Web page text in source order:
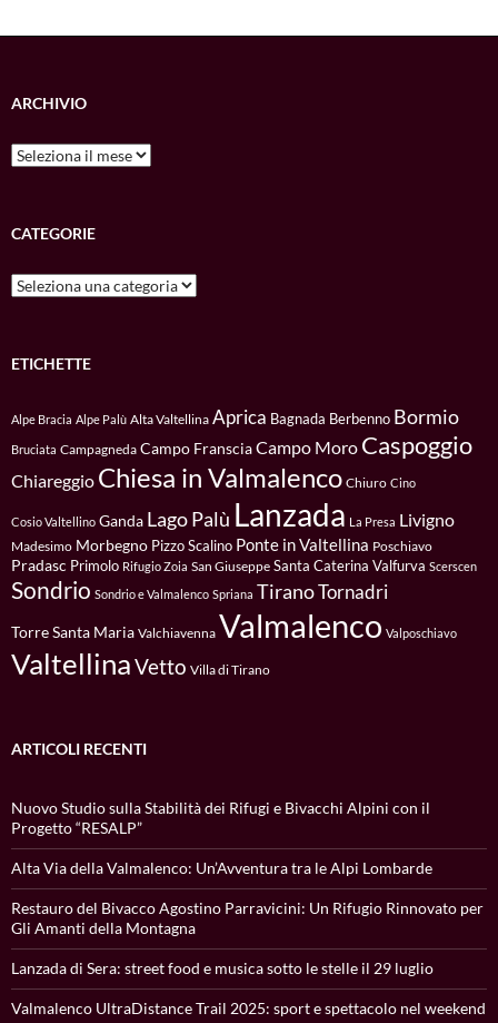
ARCHIVIO
Archivio
CATEGORIE
Categorie
ETICHETTE
Alpe Bracia Alpe Palù Alta Valtellina Aprica Bagnada Berbenno Bormio
Bruciata Campagneda Campo FransciaCampo Moro Caspoggio
Chiareggio Chiesa in Valmalenco Chiuro Cino
Cosio Valtellino Ganda Lago Palù Lanzada La Presa Livigno
Madesimo Morbegno Pizzo Scalino Ponte in Valtellina Poschiavo
Pradasc Primolo Rifugio Zoia San Giuseppe Santa Caterina Valfurva Scerscen
Sondrio Sondrio e Valmalenco Spriana TiranoTornadri
Torre Santa Maria Valchiavenna Valmalenco Valposchiavo
ValtellinaVetto Villa di Tirano
ARTICOLI RECENTI
Nuovo Studio sulla Stabilità dei Rifugi e Bivacchi Alpini con il
Progetto “RESALP”
Alta Via della Valmalenco: Un’Avventura tra le Alpi Lombarde
Restauro del Bivacco Agostino Parravicini: Un Rifugio Rinnovato per
Gli Amanti della Montagna
Lanzada di Sera: street food e musica sotto le stelle il 29 luglio
Valmalenco UltraDistance Trail 2025: sport e spettacolo nel weekend